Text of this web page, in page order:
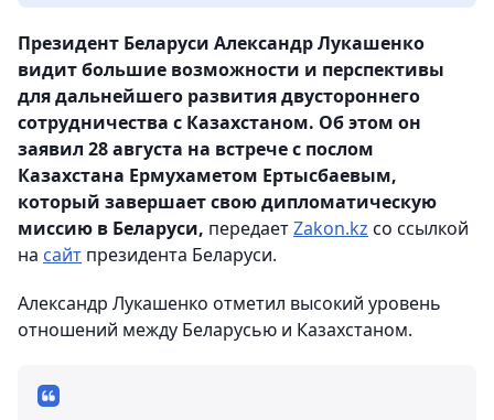
Президент Беларуси Александр Лукашенко
видит большие возможности и перспективы
для дальнейшего развития двустороннего
сотрудничества с Казахстаном. Об этом он
заявил 28 августа на встрече с послом
Казахстана Ермухаметом Ертысбаевым,
который завершает свою дипломатическую
миссию в Беларуси, передаетZakon.kz со ссылкой
на сайт президента Беларуси.
Александр Лукашенко отметил высокий уровень
отношений между Беларусью и Казахстаном.